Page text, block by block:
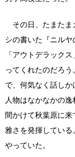
その日、たまたま
シの書いた『ニル
「アウトデラック
ってくれたのだろ
で、何気なく話し
人物はなかなかの
間かけて秋葉原に
雅さを発揮してい
やっていた。